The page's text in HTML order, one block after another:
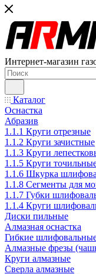
Интернет-магазин
Каталог
Оснастка
Абразив
1.1.1 Круги отрезные
1.1.2 Круги зачистные
1.1.3 Круги
1.1.5 Круги
1.1.6 Шкурка
1.1.8 Сегменты для
1.1.7 Губки
1.1.4 Круги
Диски пильные
Алмазная оснастка
Гибкие
Алмазные фрезы
Круги алмазные
Сверла алмазные